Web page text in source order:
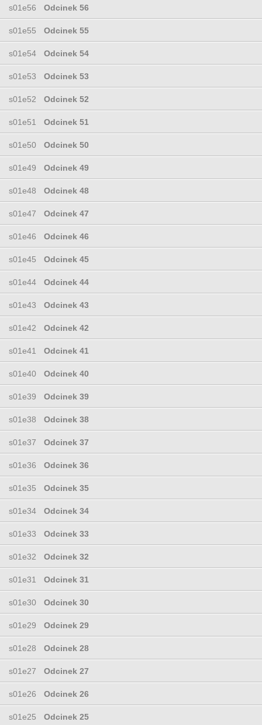
s01e56 Odcinek 56
s01e55 Odcinek 55
s01e54 Odcinek 54
s01e53 Odcinek 53
s01e52 Odcinek 52
s01e51 Odcinek 51
s01e50 Odcinek 50
s01e49 Odcinek 49
s01e48 Odcinek 48
s01e47 Odcinek 47
s01e46 Odcinek 46
s01e45 Odcinek 45
s01e44 Odcinek 44
s01e43 Odcinek 43
s01e42 Odcinek 42
s01e41 Odcinek 41
s01e40 Odcinek 40
s01e39 Odcinek 39
s01e38 Odcinek 38
s01e37 Odcinek 37
s01e36 Odcinek 36
s01e35 Odcinek 35
s01e34 Odcinek 34
s01e33 Odcinek 33
s01e32 Odcinek 32
s01e31 Odcinek 31
s01e30 Odcinek 30
s01e29 Odcinek 29
s01e28 Odcinek 28
s01e27 Odcinek 27
s01e26 Odcinek 26
s01e25 Odcinek 25